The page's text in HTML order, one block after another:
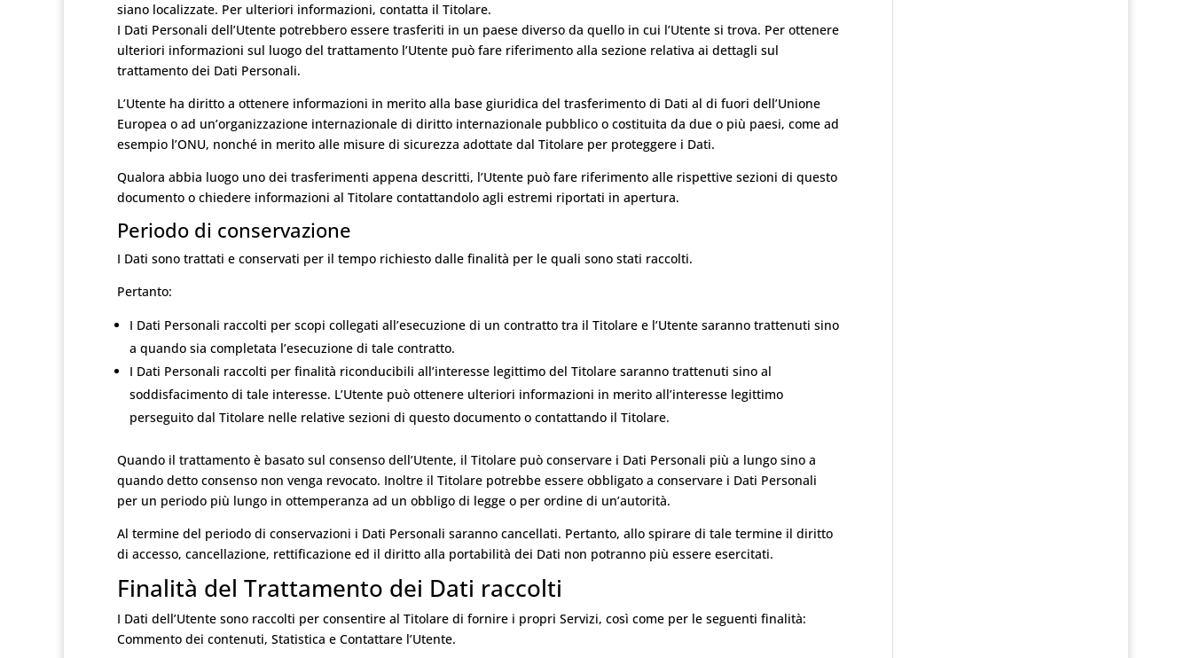
siano localizzate. Per ulteriori informazioni, contatta il Titolare.
I Dati Personali dell’Utente potrebbero essere trasferiti in un paese diverso da quello in cui l’Utente si trova. Per ottenere
ulteriori informazioni sul luogo del trattamento l’Utente può fare riferimento alla sezione relativa ai dettagli sul
trattamento dei Dati Personali.
L’Utente ha diritto a ottenere informazioni in merito alla base giuridica del trasferimento di Dati al di fuori dell’Unione
Europea o ad un’organizzazione internazionale di diritto internazionale pubblico o costituita da due o più paesi, come ad
esempio l’ONU, nonché in merito alle misure di sicurezza adottate dal Titolare per proteggere i Dati.
Qualora abbia luogo uno dei trasferimenti appena descritti, l’Utente può fare riferimento alle rispettive sezioni di questo
documento o chiedere informazioni al Titolare contattandolo agli estremi riportati in apertura.
Periodo di conservazione
I Dati sono trattati e conservati per il tempo richiesto dalle finalità per le quali sono stati raccolti.
Pertanto:
I Dati Personali raccolti per scopi collegati all’esecuzione di un contratto tra il Titolare e l’Utente saranno trattenuti sino
a quando sia completata l’esecuzione di tale contratto.
I Dati Personali raccolti per finalità riconducibili all’interesse legittimo del Titolare saranno trattenuti sino al
soddisfacimento di tale interesse. L’Utente può ottenere ulteriori informazioni in merito all’interesse legittimo
perseguito dal Titolare nelle relative sezioni di questo documento o contattando il Titolare.
Quando il trattamento è basato sul consenso dell’Utente, il Titolare può conservare i Dati Personali più a lungo sino a
quando detto consenso non venga revocato. Inoltre il Titolare potrebbe essere obbligato a conservare i Dati Personali
per un periodo più lungo in ottemperanza ad un obbligo di legge o per ordine di un’autorità.
Al termine del periodo di conservazioni i Dati Personali saranno cancellati. Pertanto, allo spirare di tale termine il diritto
di accesso, cancellazione, rettificazione ed il diritto alla portabilità dei Dati non potranno più essere esercitati.
Finalità del Trattamento dei Dati raccolti
I Dati dell’Utente sono raccolti per consentire al Titolare di fornire i propri Servizi, così come per le seguenti finalità:
Commento dei contenuti, Statistica e Contattare l’Utente.